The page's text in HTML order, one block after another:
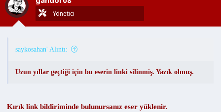
r
Yönetici
saykosahan' Alıntı:
Uzun yıllar geçtiği için bu eserin linki silinmiş. Yazık olmuş.
Kırık link bildiriminde bulunursanız eser yüklenir.